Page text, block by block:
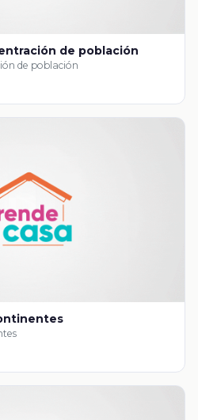
de población
de población